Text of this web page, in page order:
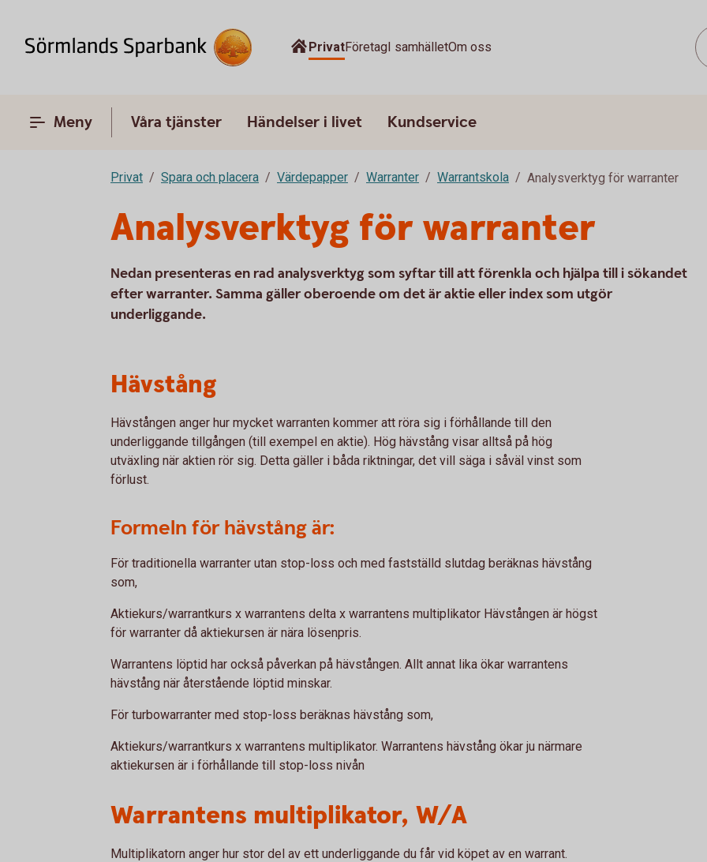
PrivatFöretagI samhälletOm oss
Meny Våra tjänster Händelser i livet Kundservice
Privat Spara och placera Värdepapper Warranter Warrantskola Analysverktyg för warranter
Analysverktyg för warranter
Nedan presenteras en rad analysverktyg som syftar till att förenkla och hjälpa till i sökandet
efter warranter. Samma gäller oberoende om det är aktie eller index som utgör
underliggande.
Hävstång
Hävstången anger hur mycket warranten kommer att röra sig i förhållande till den
underliggande tillgången (till exempel en aktie). Hög hävstång visar alltså på hög
utväxling när aktien rör sig. Detta gäller i båda riktningar, det vill säga i såväl vinst som
förlust.
Formeln för hävstång är:
För traditionella warranter utan stop-loss och med fastställd slutdag beräknas hävstång
som,
Aktiekurs/warrantkurs x warrantens delta x warrantens multiplikator Hävstången är högst
för warranter då aktiekursen är nära lösenpris.
Warrantens löptid har också påverkan på hävstången. Allt annat lika ökar warrantens
hävstång när återstående löptid minskar.
För turbowarranter med stop-loss beräknas hävstång som,
Aktiekurs/warrantkurs x warrantens multiplikator. Warrantens hävstång ökar ju närmare
aktiekursen är i förhållande till stop-loss nivån
Warrantens multiplikator, W/A
Multiplikatorn anger hur stor del av ett underliggande du får vid köpet av en warrant.